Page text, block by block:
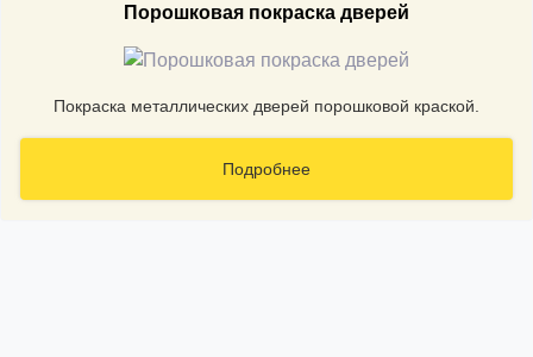
Порошковая покраска дверей
Покраска металлических дверей порошковой краской.
Подробнее